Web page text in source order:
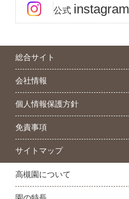
公式 instagram
総合サイト
会社情報
個人情報保護方針
免責事項
サイトマップ
高槻園について